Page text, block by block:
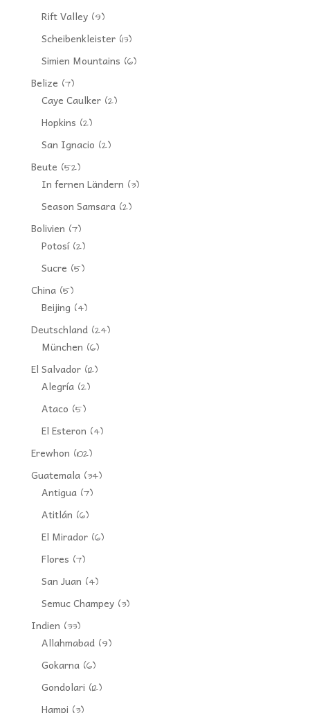
Rift Valley(9)
Scheibenkleister(13)
Simien Mountains (6)
Belize (7)
Caye Caulker(2)
Hopkins (2)
San Ignacio (2)
Beute (52)
In fernen Ländern (3)
Season Samsara(2)
Bolivien (7)
Potosí(2)
Sucre (5)
China(5)
Beijing (4)
Deutschland(24)
München (6)
El Salvador(12)
Alegría(2)
Ataco (5)
El Esteron (4)
Erewhon (102)
Guatemala(34)
Antigua(7)
Atitlán (6)
El Mirador(6)
Flores (7)
San Juan (4)
Semuc Champey(3)
Indien (33)
Allahmabad(9)
Gokarna(6)
Gondolari (12)
Hampi